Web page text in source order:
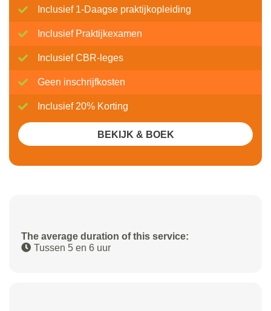
The average duration of this service:
Tussen 5 en 6 uur
Inclusief 1-Daagse praktijkopleiding
Inclusief Praktijkexamen
Inclusief CBR-leges
Geen inschrijfkosten
Inclusief 20% Korting
BEKIJK & BOEK